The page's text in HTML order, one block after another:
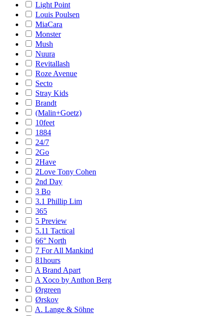
Light Point
Louis Poulsen
MiaCara
Monster
Mush
Nuura
Revitallash
Roze Avenue
Secto
Stray Kids
Brandt
(Malin+Goetz)
10feet
1884
24/7
2Go
2Have
2Love Tony Cohen
2nd Day
3 Bo
3.1 Phillip Lim
365
5 Preview
5.11 Tactical
66° North
7 For All Mankind
81hours
A Brand Apart
A Xoco by Anthon Berg
Ørgreen
Ørskov
A. Lange & Söhne